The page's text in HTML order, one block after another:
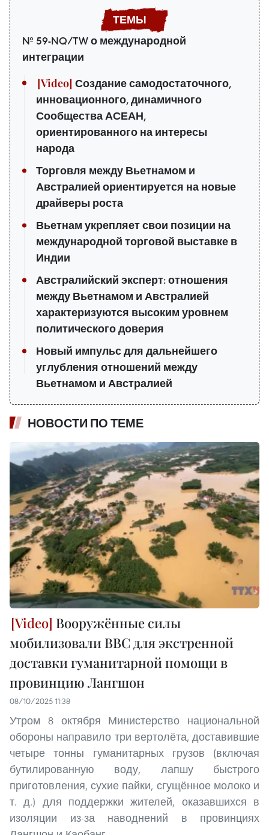
№ 59-NQ/TW о международной
интеграции
Создание самодостаточного,
инновационного, динамичного
Сообщества АСЕАН,
ориентированного на интересы
народа
Торговля между Вьетнамом и
Австралией ориентируется на новые
драйверы роста
Вьетнам укрепляет свои позиции на
международной торговой выставке в
Индии
Австралийский эксперт: отношения
между Вьетнамом и Австралией
характеризуются высоким уровнем
политического доверия
Новый импульс для дальнейшего
углубления отношений между
Вьетнамом и Австралией
НОВОСТИ ПО ТЕМЕ
Вооружённые силы
мобилизовали ВВС для экстренной
доставки гуманитарной помощи в
провинцию Лангшон
08/10/2025 11:38
Утром 8 октября Министерство национальной
обороны направило три вертолёта, доставившие
четыре тонны гуманитарных грузов (включая
бутилированную воду, лапшу быстрого
приготовления, сухие пайки, сгущённое молоко и
т. д.) для поддержки жителей, оказавшихся в
изоляции из-за наводнений в провинциях